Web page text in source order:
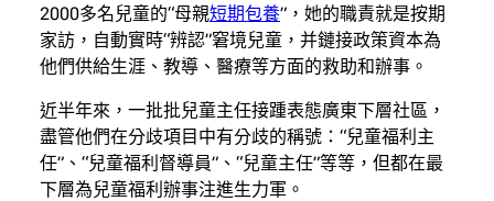
2000多名兒童的“母親短期包養”，她的職責就是按期
家訪，自動實時“辨認”窘境兒童，并鏈接政策資本為
他們供給生涯、教導、醫療等方面的救助和辦事。
近半年來，一批批兒童主任接踵表態廣東下層社區，
盡管他們在分歧項目中有分歧的稱號：“兒童福利主
任”、“兒童福利督導員”、“兒童主任”等等，但都在最
下層為兒童福利辦事注進生力軍。